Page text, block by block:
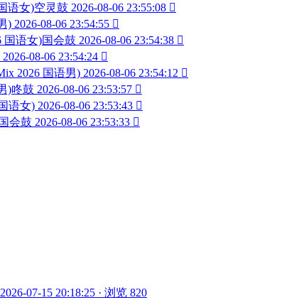
语女)空灵鼓 2026-08-06 23:55:08 
) 2026-08-06 23:54:55 
国语女)国会鼓 2026-08-06 23:54:38 
2026-08-06 23:54:24 
2026 国语男) 2026-08-06 23:54:12 
)咚鼓 2026-08-06 23:53:57 
语女) 2026-08-06 23:53:43 
会鼓 2026-08-06 23:53:33 
2026-07-15 20:18:25 · 浏览 820